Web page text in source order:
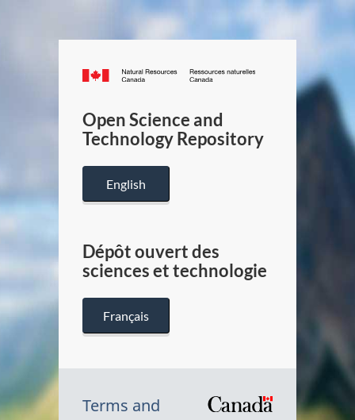
Canada.ca
/
Canada
Open Science and
Technology Repository
English
Dépôt ouvert des
sciences et technologie
Français
Terms and